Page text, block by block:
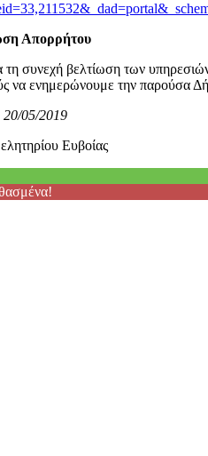
Απορρήτου
συνεχή βελτίωση των
να ενημερώνουμε την
20/05/2019
Ευβοίας